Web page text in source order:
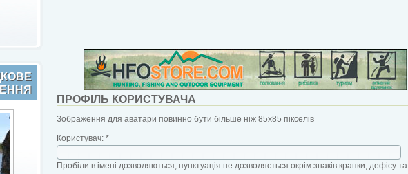
ПРОФІЛЬ КОРИСТУВАЧА
Зображення для аватари повинно бути більше ніж 85x85 пікселів
Користувач: *
Пробіли в імені дозволяються, пунктуація не дозволяється окрім знаків крапки, дефісу та